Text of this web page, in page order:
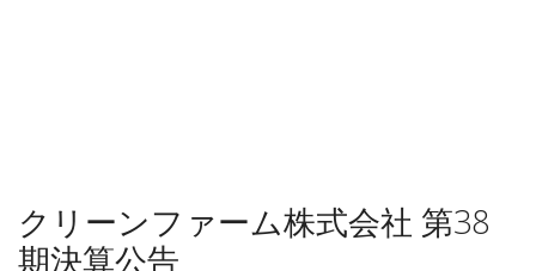
クリーンファーム株式会社 第38
期決算公告